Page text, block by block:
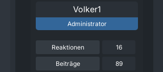
Volker1
Administrator
Reaktionen 16
Beiträge 89